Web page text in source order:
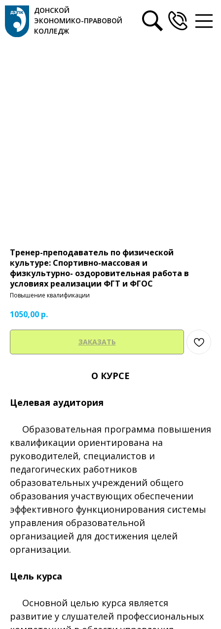
ДОНСКОЙ
ЭКОНОМИКО-ПРАВОВОЙ
КОЛЛЕДЖ
Тренер-преподаватель по физической
культуре: Спортивно-массовая и
физкультурно- оздоровительная работа в
условиях реализации ФГТ и ФГОС
Повышение квалификации
1050,00 р.
ЗАКАЗАТЬ
О КУРСЕ
Целевая аудитория
Образовательная программа повышения
квалификации ориентирована на
руководителей, специалистов и
педагогических работников
образовательных учреждений общего
образования участвующих обеспечении
эффективного функционирования системы
управления образовательной
организацией для достижения целей
организации.
Цель курса
Основной целью курса является
развитие у слушателей профессиональных